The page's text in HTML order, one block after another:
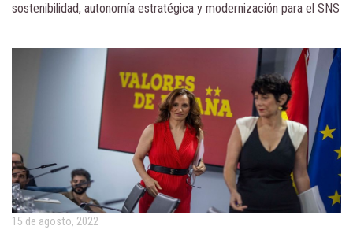
sostenibilidad, autonomía estratégica y modernización para el SNS
15 de agosto, 2022